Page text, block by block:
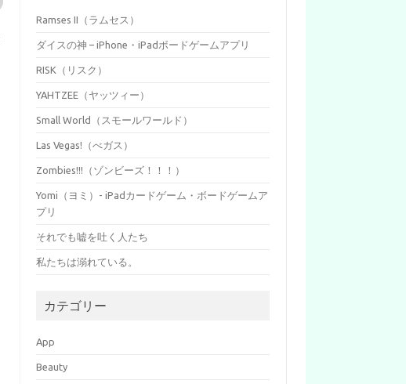
Ramses II（ラムセス）
ダイスの神 – iPhone・iPadボードゲームアプリ
RISK（リスク）
YAHTZEE（ヤッツィー）
Small World（スモールワールド）
Las Vegas!（べガス）
Zombies!!!（ゾンビーズ！！！）
Yomi（ヨミ）- iPadカードゲーム・ボードゲームア
プリ
それでも嘘を吐く人たち
私たちは溺れている。
カテゴリー
App
Beauty